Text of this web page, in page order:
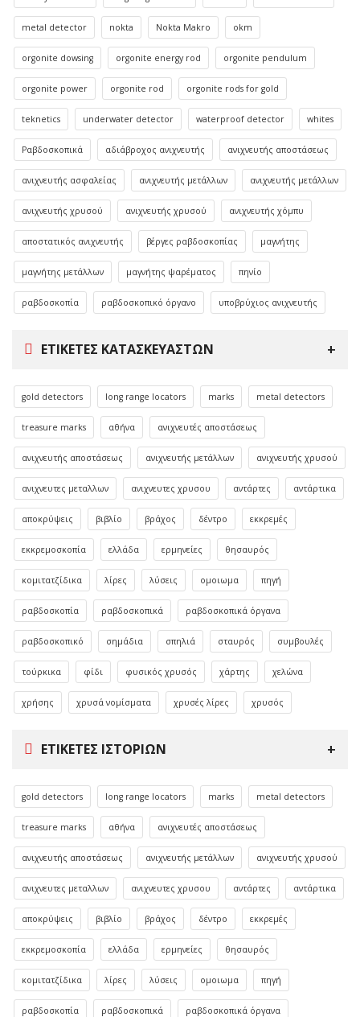
metal detector nokta Nokta Makro okm
orgonite dowsing orgonite energy rod orgonite pendulum
orgonite power orgonite rod orgonite rods for gold
teknetics underwater detector waterproof detector whites
Ραβδοσκοπικά αδιάβροχος ανιχνευτής ανιχνευτής αποστάσεως
ανιχνευτής ασφαλείας ανιχνευτής μετάλλων ανιχνευτής μετάλλων
ανιχνευτής χρυσού ανιχνευτής χρυσού ανιχνευτής χόμπυ
αποστατικός ανιχνευτής βέργες ραβδοσκοπίας μαγνήτης
μαγνήτης μετάλλων μαγνήτης ψαρέματος πηνίο
ραβδοσκοπία ραβδοσκοπικό όργανο υποβρύχιος ανιχνευτής
ΕΤΙΚΈΤΕΣ ΚΑΤΑΣΚΕΥΑΣΤΏΝ
gold detectors long range locators marks metal detectors
treasure marks αθήνα ανιχνευτές αποστάσεως
ανιχνευτής αποστάσεως ανιχνευτής μετάλλων ανιχνευτής χρυσού
ανιχνευτες μεταλλων ανιχνευτες χρυσου αντάρτες αντάρτικα
αποκρύψεις βιβλίο βράχος δέντρο εκκρεμές
εκκρεμοσκοπία ελλάδα ερμηνείες θησαυρός
κομιτατζίδικα λίρες λύσεις ομοιωμα πηγή
ραβδοσκοπία ραβδοσκοπικά ραβδοσκοπικά όργανα
ραβδοσκοπικό σημάδια σπηλιά σταυρός συμβουλές
τούρκικα φίδι φυσικός χρυσός χάρτης χελώνα
χρήσης χρυσά νομίσματα χρυσές λίρες χρυσός
ΕΤΙΚΈΤΕΣ ΙΣΤΟΡΙΏΝ
gold detectors long range locators marks metal detectors
treasure marks αθήνα ανιχνευτές αποστάσεως
ανιχνευτής αποστάσεως ανιχνευτής μετάλλων ανιχνευτής χρυσού
ανιχνευτες μεταλλων ανιχνευτες χρυσου αντάρτες αντάρτικα
αποκρύψεις βιβλίο βράχος δέντρο εκκρεμές
εκκρεμοσκοπία ελλάδα ερμηνείες θησαυρός
κομιτατζίδικα λίρες λύσεις ομοιωμα πηγή
ραβδοσκοπία ραβδοσκοπικά ραβδοσκοπικά όργανα